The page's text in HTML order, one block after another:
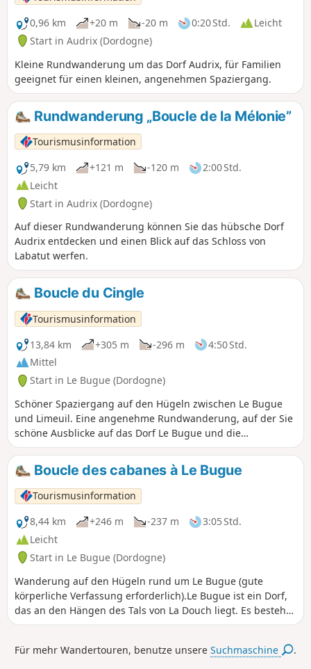
0,96 km
+20 m -20 m 0:20 Std.
Leicht
Start in Audrix (Dordogne)
Kleine Rundwanderung um das Dorf Audrix, für Familien
geeignet für einen kleinen, angenehmen Spaziergang.
Rundwanderung „Boucle de la Mélonie”
Tourismusinformation
5,79 km
+121 m -120 m
2:00 Std.
Leicht
Start in Audrix (Dordogne)
Auf dieser Rundwanderung können Sie das hübsche Dorf
Audrix entdecken und einen Blick auf das Schloss von
Labatut werfen.
Boucle du Cingle
Tourismusinformation
13,84 km
+305 m -296 m
4:50 Std.
Mittel
Start in Le Bugue (Dordogne)
Schöner Spaziergang auf den Hügeln zwischen Le Bugue
und Limeuil. Eine angenehme Rundwanderung, auf der Sie
schöne Ausblicke auf das Dorf Le Bugue und die
umliegende Landschaft genießen können.
Boucle des cabanes à Le Bugue
Tourismusinformation
8,44 km
+246 m -237 m
3:05 Std.
Leicht
Start in Le Bugue (Dordogne)
Wanderung auf den Hügeln rund um Le Bugue (gute
körperliche Verfassung erforderlich).Le Bugue ist ein Dorf,
das an den Hängen des Tals von La Douch liegt. Es besteht
aus mehreren Weilern mit vielsagenden Namen: Cantegrel
haben Sie schöne Ausblicke auf die Umgebung.
Für mehr Wandertouren, benutze unsereSuchmaschine .